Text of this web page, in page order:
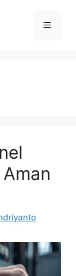
Menu